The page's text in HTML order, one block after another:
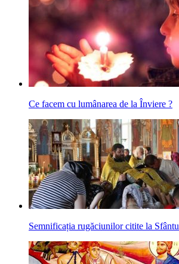
Ce facem cu lumânarea de la Înviere ?
Semnificația rugăciunilor citite la